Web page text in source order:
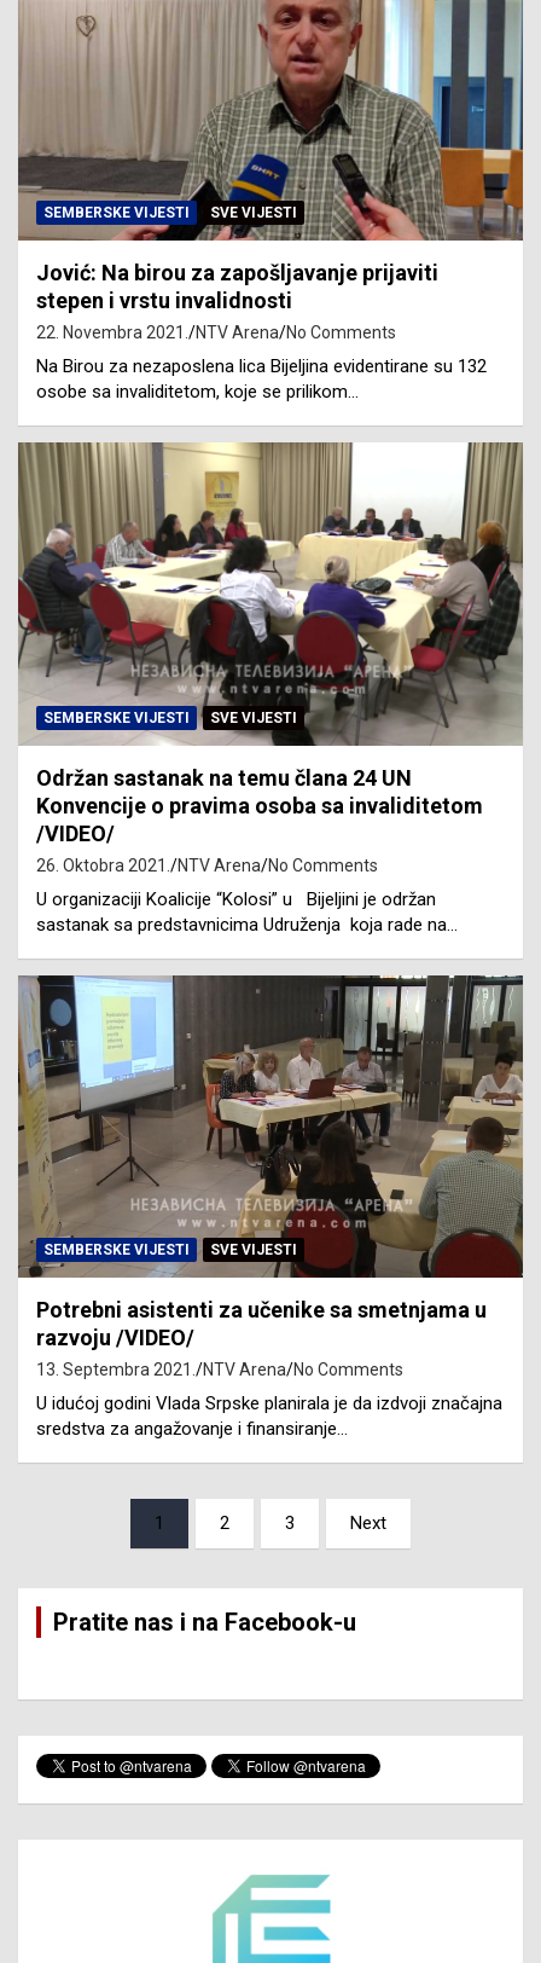
SEMBERSKE VIJESTI SVE VIJESTI
Jović: Na birou za zapošljavanje prijaviti
stepen i vrstu invalidnosti
22. Novembra 2021. NTV Arena No Comments
Na Birou za nezaposlena lica Bijeljina evidentirane su 132
osobe sa invaliditetom, koje se prilikom…
SEMBERSKE VIJESTI SVE VIJESTI
Održan sastanak na temu člana 24 UN
Konvencije o pravima osoba sa invaliditetom
/VIDEO/
26. Oktobra 2021. NTV Arena No Comments
U organizaciji Koalicije “Kolosi” u Bijeljini je održan
sastanak sa predstavnicima Udruženja koja rade na…
SEMBERSKE VIJESTI SVE VIJESTI
Potrebni asistenti za učenike sa smetnjama u
razvoju /VIDEO/
13. Septembra 2021. NTV Arena No Comments
U idućoj godini Vlada Srpske planirala je da izdvoji značajna
sredstva za angažovanje i finansiranje…
pagination
1 2 3 Next
Pratite nas i na Facebook-u